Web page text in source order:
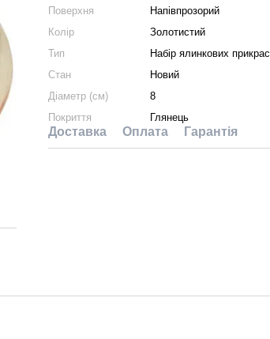
Поверхня
Напівпрозорий
Колір
Золотистий
Тип
Набір ялинкових прикрас
Стан
Новий
Діаметр (см)
8
Покриття
Глянець
Доставка Оплата Гарантія